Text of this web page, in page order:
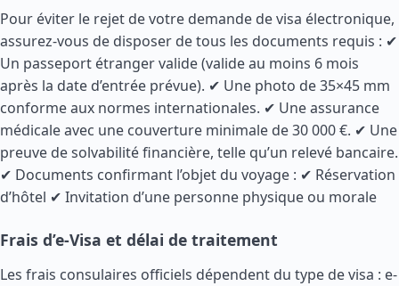
Pour éviter le rejet de votre demande de visa électronique,
assurez-vous de disposer de tous les documents requis : ✔
Un passeport étranger valide (valide au moins 6 mois
après la date d’entrée prévue). ✔ Une photo de 35×45 mm
conforme aux normes internationales. ✔ Une assurance
médicale avec une couverture minimale de 30 000 €. ✔ Une
preuve de solvabilité financière, telle qu’un relevé bancaire.
✔ Documents confirmant l’objet du voyage : ✔ Réservation
d’hôtel ✔ Invitation d’une personne physique ou morale
Frais d’e-Visa et délai de traitement
Les frais consulaires officiels dépendent du type de visa : e-